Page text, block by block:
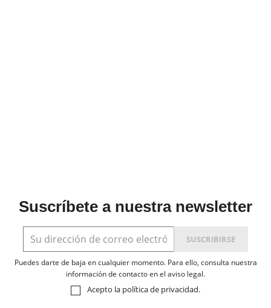
Suscríbete a nuestra newsletter
Puedes darte de baja en cualquier momento. Para ello, consulta nuestra
información de contacto en el aviso legal.
Acepto la política de privacidad.